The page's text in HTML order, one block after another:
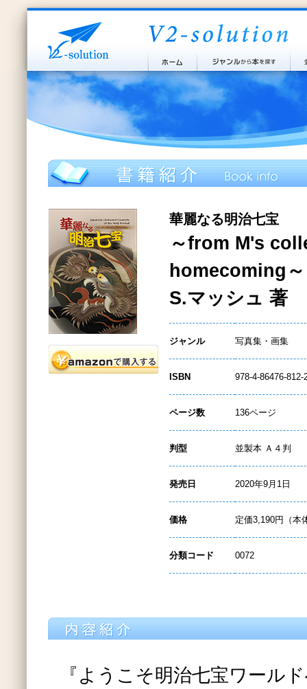
華麗なる明治七宝
～from M's
homecoming～
S.マッシュ 著
ジャンル 写真集・画集
ISBN 978-4-86476-812-
ページ数 136ページ
判型 並製本 Ａ４判
発売日 2020年9月1日
価格 定価3,190円（本
分類コード 0072
『ようこそ明治七宝ワール